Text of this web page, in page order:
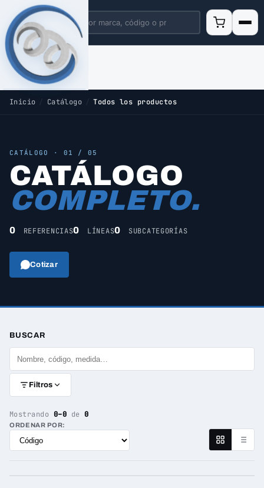
Inicio / Catálogo Todos los productos
CATÁLOGO · 01 / 05
CATÁLOGO
COMPLETO.
0 REFERENCIAS0 LÍNEAS0 SUBCATEGORÍAS
Cotizar
BUSCAR
Filtros
Mostrando 0–0 de0
ORDENAR POR: